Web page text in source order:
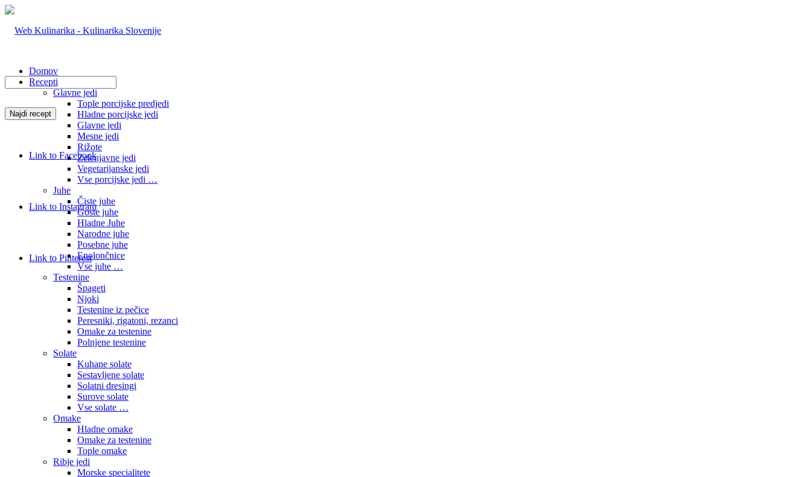
Link to Facebook
Link to Instagram
Link to Pinterest
Domov
Recepti
Glavne jedi
Tople porcijske predjedi
Hladne porcijske jedi
Glavne jedi
Mesne jedi
Rižote
Zelenjavne jedi
Vegetarijanske jedi
Vse porcijske jedi …
Juhe
Čiste juhe
Goste juhe
Hladne Juhe
Narodne juhe
Posebne juhe
Enolončnice
Vse juhe …
Testenine
Špageti
Njoki
Testenine iz pečice
Peresniki, rigatoni, rezanci
Omake za testenine
Polnjene testenine
Solate
Kuhane solate
Sestavljene solate
Solatni dresingi
Surove solate
Vse solate …
Omake
Hladne omake
Omake za testenine
Tople omake
Ribje jedi
Morske specialitete